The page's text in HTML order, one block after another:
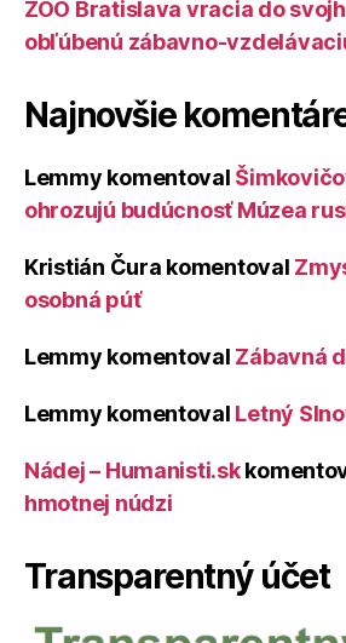
ZOO Bratislava vracia do
obľúbenú zábavno-
Najnovšie
Lemmy komentoval
ohrozujú budúcnosť Múzea
Kristián Čura komentoval
osobná púť
Lemmy komentoval Zábavná
Lemmy komentoval Letný
Nádej – Humanisti.sk
hmotnej núdzi
Transparentný účet